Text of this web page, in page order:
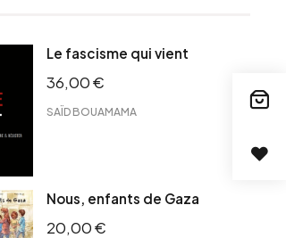
Le fascisme qui vient
36,00€
SAÏD BOUAMAMA
Nous, enfants de Gaza
20,00€